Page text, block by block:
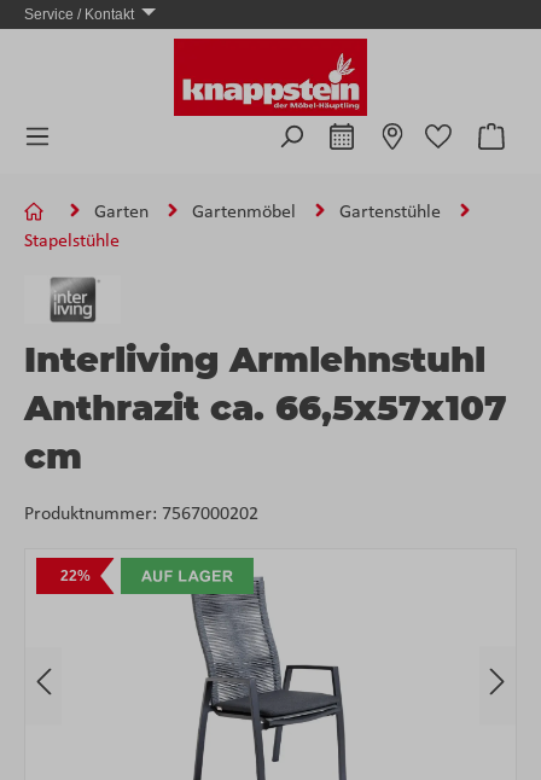
Zum Hauptinhalt springen
Service / Kontakt
Garten Gartenmöbel
Gartenstühle
Stapelstühle
22%
Bildergalerie überspringen
Interliving Armlehnstuhl
Anthrazit ca. 66,5x57x107
cm
Produktnummer: 7567000202